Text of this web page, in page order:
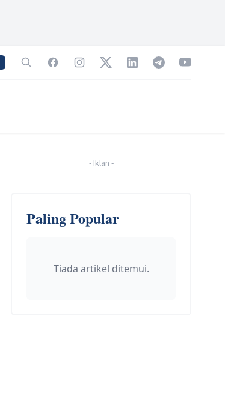
SearchFacebookInstagramTwitterLinkedInTelegramYouTube
- Iklan -
Paling Popular
Tiada artikel ditemui.